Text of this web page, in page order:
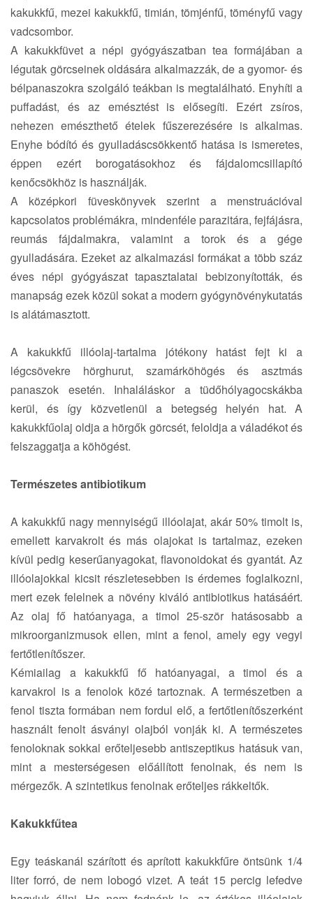
kakukkfű, mezei kakukkfű, timián, tömjénfű, töményfű vagy
vadcsombor.
A kakukkfüvet a népi gyógyászatban tea formájában a
légutak görcseinek oldására alkalmazzák, de a gyomor- és
bélpanaszokra szolgáló teákban is megtalálható. Enyhíti a
puffadást, és az emésztést is elősegíti. Ezért zsíros,
nehezen emészthető ételek fűszerezésére is alkalmas.
Enyhe bódító és gyulladáscsökkentő hatása is ismeretes,
éppen ezért borogatásokhoz és fájdalomcsillapító
kenőcsökhöz is használják.
A középkori füveskönyvek szerint a menstruációval
kapcsolatos problémákra, mindenféle parazitára, fejfájásra,
reumás fájdalmakra, valamint a torok és a gége
gyulladására. Ezeket az alkalmazási formákat a több száz
éves népi gyógyászat tapasztalatai bebizonyították, és
manapság ezek közül sokat a modern gyógynövénykutatás
is alátámasztott.
A kakukkfű illóolaj-tartalma jótékony hatást fejt ki a
légcsövekre hörghurut, szamárköhögés és asztmás
panaszok esetén. Inhaláláskor a tüdőhólyagocskákba
kerül, és így közvetlenül a betegség helyén hat. A
kakukkfűolaj oldja a hörgők görcsét, feloldja a váladékot és
felszaggatja a köhögést.
Természetes antibiotikum
A kakukkfű nagy mennyiségű illóolajat, akár 50% timolt is,
emellett karvakrolt és más olajokat is tartalmaz, ezeken
kívül pedig keserűanyagokat, flavonoidokat és gyantát. Az
illóolajokkal kicsit részletesebben is érdemes foglalkozni,
mert ezek felelnek a növény kiváló antibiotikus hatásáért.
Az olaj fő hatóanyaga, a timol 25-ször hatásosabb a
mikroorganizmusok ellen, mint a fenol, amely egy vegyi
fertőtlenítőszer.
Kémiailag a kakukkfű fő hatóanyagai, a timol és a
karvakrol is a fenolok közé tartoznak. A természetben a
fenol tiszta formában nem fordul elő, a fertőtlenítőszerként
használt fenolt ásványi olajból vonják ki. A természetes
fenoloknak sokkal erőteljesebb antiszeptikus hatásuk van,
mint a mesterségesen előállított fenolnak, és nem is
mérgezők. A szintetikus fenolnak erőteljes rákkeltők.
Kakukkfűtea
Egy teáskanál szárított és aprított kakukkfűre öntsünk 1/4
liter forró, de nem lobogó vizet. A teát 15 percig lefedve